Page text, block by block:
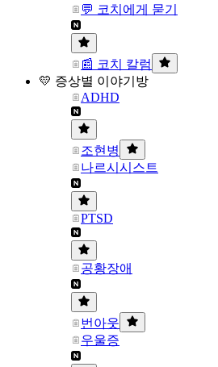
💬 코치에게 묻기
📰 코치 칼럼
💛 증상별 이야기방
ADHD
조현병
나르시시스트
PTSD
공황장애
번아웃
우울증